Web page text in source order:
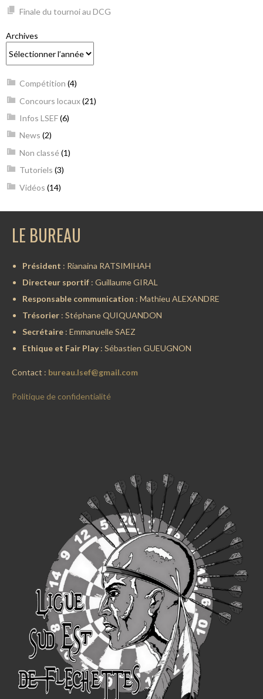
Finale du tournoi au DCG
Archives
Compétition (4)
Concours locaux(21)
Infos LSEF(6)
News (2)
Non classé (1)
Tutoriels (3)
Vidéos (14)
LE BUREAU
Président : Rianaina RATSIMIHAH
Directeur sportif: Guillaume GIRAL
Responsable communication : Mathieu ALEXANDRE
Trésorier : Stéphane QUIQUANDON
Secrétaire: Emmanuelle SAEZ
Ethique et Fair Play: Sébastien GUEUGNON
Contact : bureau.lsef@gmail.com
Politique de confidentialité